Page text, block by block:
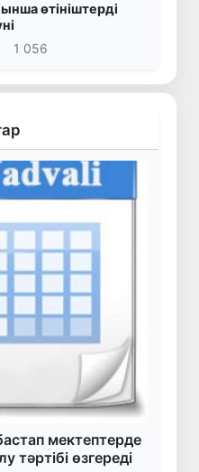
өтініштерді
1 056
мектептерде
тәртібі өзгереді